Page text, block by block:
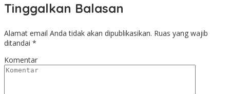
Tinggalkan Balasan
Alamat email Anda tidak akan dipublikasikan. Ruas yang wajib
ditandai *
Komentar